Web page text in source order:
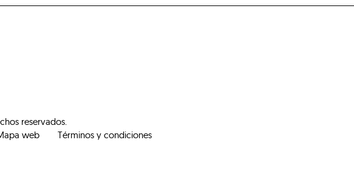
reservados
web Términos y condiciones